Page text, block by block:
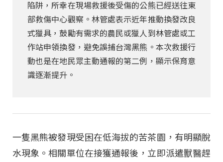
陷阱，所幸在現場救援後受傷的公熊已經送往東
部救傷中心觀察。林管處表示近年推動換發改良
式獵具，鼓勵有需求的農民或獵人到林管處或工
作站申領換發，避免誤捕台灣黑熊。本次救援行
動也是在地民眾主動通報的第二例，顯示保育意
識逐漸提升。
一隻黑熊被發現受困在低海拔的苦茶園，有明顯脫
水現象。相關單位在接獲通報後，立即派遣獸醫趕